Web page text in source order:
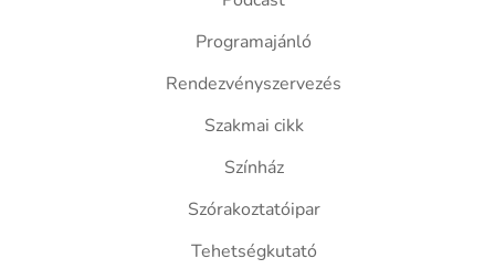
Programajánló
Rendezvényszervezés
Szakmai cikk
Színház
Szórakoztatóipar
Tehetségkutató